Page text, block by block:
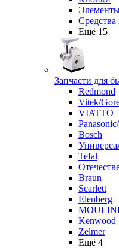
Ещё 15
Запчасти для
Redmond
Vitek/
VIATTO
Bosch
Tefal
Braun
Scarlett
Elenberg
Kenwood
Zelmer
Ещё 4